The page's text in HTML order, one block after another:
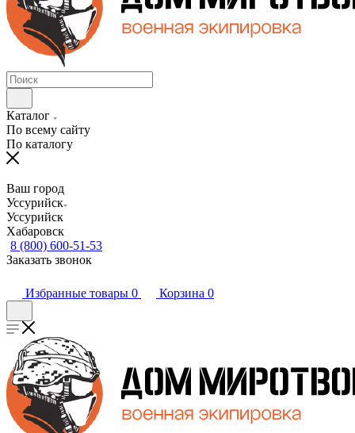
Каталог
По всему сайту
По каталогу
Ваш город
Уссурийск
Уссурийск
Хабаровск
8 (800) 600-51-53
Заказать звонок
Избранные товары 0 Корзина 0